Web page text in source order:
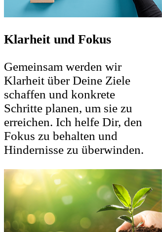
Klarheit und Fokus
Gemeinsam werden wir
Klarheit über Deine Ziele
schaffen und konkrete
Schritte planen, um sie zu
erreichen. Ich helfe Dir, den
Fokus zu behalten und
Hindernisse zu überwinden.